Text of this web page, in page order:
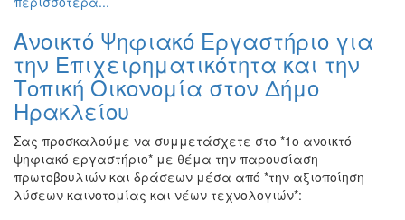
Ανοικτό Ψηφιακό Εργαστήριο για
την Επιχειρηματικότητα και την
Τοπική Οικονομία στον Δήμο
Ηρακλείου
Σας προσκαλούμε να συμμετάσχετε στο *1ο ανοικτό
ψηφιακό εργαστήριο* με θέμα την παρουσίαση
πρωτοβουλιών και δράσεων μέσα από *την αξιοποίηση
λύσεων καινοτομίας και νέων τεχνολογιών*: